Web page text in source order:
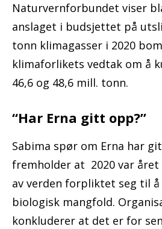
Naturvernforbundet viser
anslaget i budsjettet på
tonn klimagasser i 2020
klimaforlikets vedtak om å
46,6 og 48,6 mill. tonn.
“Har Erna gitt opp?”
Sabima spør om Erna har
fremholder at 2020 var året
av verden forpliktet seg til
biologisk mangfold.
konkluderer at det er for